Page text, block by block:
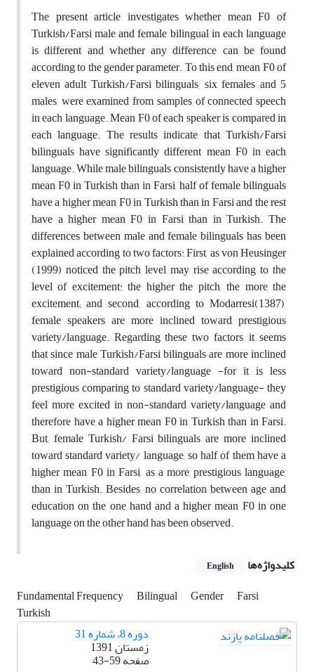
The present article investigates whether mean F0 of
Turkish/Farsi male and female bilingual in each language
is different and whether any difference can be found
according to the gender parameter. To this end, mean F0 of
eleven adult Turkish/Farsi bilinguals, six females and 5
males, were examined from samples of connected speech
in each language. Mean F0 of each speaker is compared in
each language. The results indicate that Turkish/Farsi
bilinguals have significantly different mean F0 in each
language. While male bilinguals consistently have a higher
mean F0 in Turkish than in Farsi, half of female bilinguals
have a higher mean F0 in Turkish than in Farsi and the rest
have a higher mean F0 in Farsi than in Turkish. The
differences between male and female bilinguals has been
explained according to two factors: First, as von Heusinger
(1999) noticed the pitch level may rise according to the
level of excitement: the higher the pitch, the more the
excitement; and second, according to Modarresi(1387),
female speakers are more inclined toward prestigious
variety/language. Regarding these two factors, it seems
that since male Turkish/Farsi bilinguals are more inclined
toward non-standard variety/language -for it is less
prestigious comparing to standard variety/language- they
feel more excited in non-standard variety/language and
therefore have a higher mean F0 in Turkish than in Farsi.
But, female Turkish/ Farsi bilinguals are more inclined
toward standard variety/ language, so half of them have a
higher mean F0 in Farsi, as a more prestigious language,
than in Turkish. Besides, no correlation between age and
education on the one hand and a higher mean F0 in one
language on the other hand has been observed.
کلیدواژه‌ها
English
Fundamental Frequency Bilingual Gender Farsi
Turkish
دوره 8، شماره 31
زمستان 1391
صفحه43-59